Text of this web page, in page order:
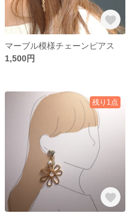
マーブル模様チェーンピアス
1,500円
残り1点